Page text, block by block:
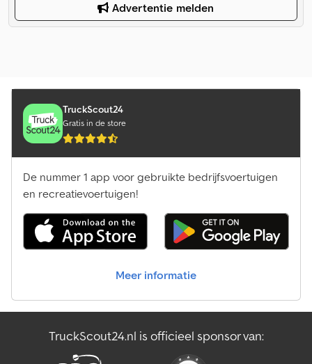
Advertentie melden
TruckScout24
Gratis in de store
De nummer 1 app voor gebruikte bedrijfsvoertuigen
en recreatievoertuigen!
Meer informatie
TruckScout24.nl is officieel sponsor van: